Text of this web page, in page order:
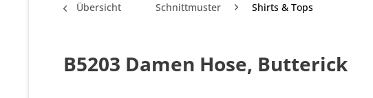
Übersicht Schnittmuster Shirts & Tops
B5203 Damen Hose, Butterick